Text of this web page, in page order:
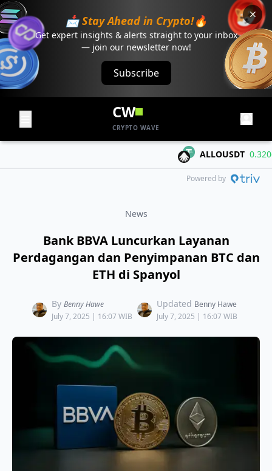
📩 Stay Ahead in Crypto!🔥
Get expert insights & alerts straight to your inbox
— join our newsletter now!
Subscribe
CW
CRYPTO WAVE
ALLOUSDT 0.3206
Powered by
News
Bank BBVA Luncurkan Layanan
Perdagangan dan Penyimpanan BTC dan
ETH di Spanyol
By Benny Hawe
July 7, 2025 | 16:07 WIB
Updated Benny Hawe
July 7, 2025 | 16:07 WIB